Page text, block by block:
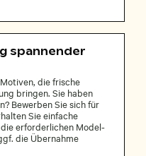
spannender
die frische
bringen. Sie haben
Bewerben Sie sich für
Sie einfache
erforderlichen Model-
die Übernahme